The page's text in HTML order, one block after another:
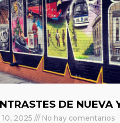
DE NUEVA
2025 No hay comentarios